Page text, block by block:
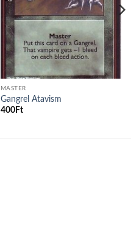
MASTER
Gangrel Atavism
400Ft